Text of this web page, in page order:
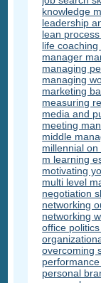
knowledge
leadership
lean
life
manager
managing
managing
marketing
measuring
media and
meeting
middle
millennial
m learning
motivating
multi level
negotiation
networking
networking
office
overcoming
personal